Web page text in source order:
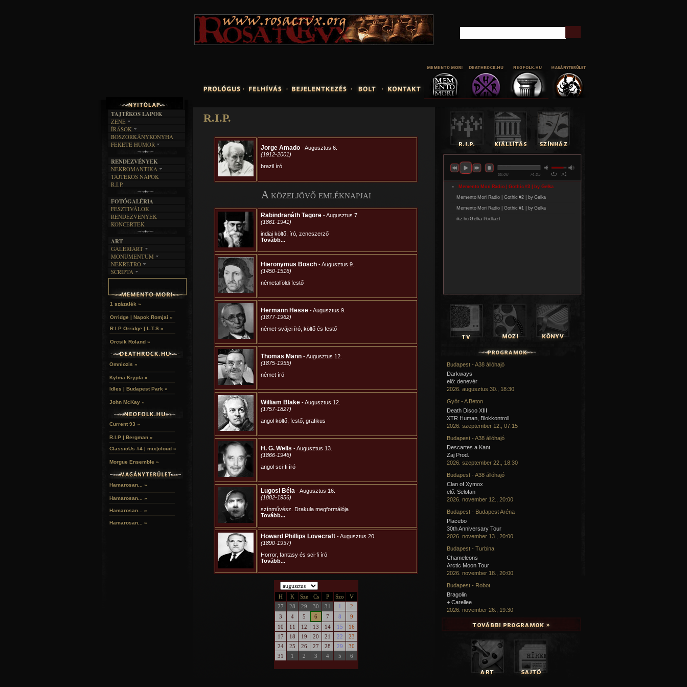
R.I.P.
TAJTÉKOS LAPOK
ZENE
EGYÜTTESEK
INTERJÚK
FORDÍTÁSOK
DALSZÖVEGEK
ÍRÁSOK
IRODALOM
FILM
MŰVÉSZET
ÍRÁSTÖRTÉNET
BOSZORKÁNYKONYHA
FEKETE HUMOR
SZÖVEGES
RENDEZVÉNYEK
NEKROMANTIKA
AKTUÁLIS
A MÚLT
TAJTÉKOS NAPOK
R.I.P.
FOTÓGALÉRIA
FESZTIVÁLOK
RENDEZVÉNYEK
KONCERTEK
ART
GALERIART
ARTGALERI
KÉPREGÉNYEK
LAKÁSKULTS
MONUMENTUM
TEMETŐK
TEMPLOMOK
HELYEK
NEKRETRO
SZUBKULT
RELIKVIÁK
SCRIPTA
NOVELLÁK
HALÁLTÁNC
1 százalék »
Orridge | Napok Romjai »
R.I.P Orridge | L.T.S »
Orcsik Roland »
Omniozis »
Kylmä Krypta »
Idles | Budapest Park »
John McKay »
Current 93 »
R.I.P | Bergman »
ClassicUs #4 | mix|cloud »
Morgue Ensemble »
Hamarosan... »
Hamarosan... »
Hamarosan... »
Hamarosan... »
Budapest - A38 állóhajó
Darkways
elő: denevér
2026. augusztus 30., 18:30
Győr - A Beton
Death Disco XIII
XTR Human, Blokkontroll
2026. szeptember 12., 07:15
Budapest - A38 állóhajó
Descartes a Kant
Zaj Prod.
2026. szeptember 22., 18:30
Budapest - A38 állóhajó
Clan of Xymox
elő: Selofan
2026. november 12., 20:00
Budapest - Budapest Aréna
Placebo
30th Anniversary Tour
2026. november 13., 20:00
Budapest - Turbina
Chameleons
Arctic Moon Tour
2026. november 18., 20:00
Budapest - Robot
Bragolin
+ Carellee
2026. november 26., 19:30